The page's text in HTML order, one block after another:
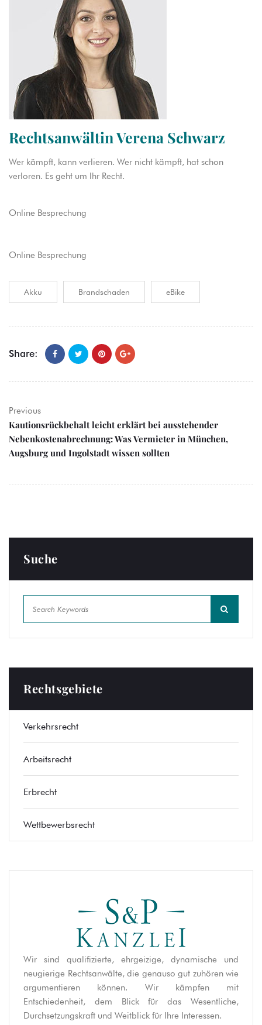
Rechtsanwältin Verena Schwarz
Wer kämpft, kann verlieren. Wer nicht kämpft, hat schon
verloren. Es geht um Ihr Recht.
Online Besprechung
Online Besprechung
Akku Brandschaden eBike
Share:
Previous
Kautionsrückbehalt leicht erklärt bei ausstehender
Nebenkostenabrechnung: Was Vermieter in München,
Augsburg und Ingolstadt wissen sollten
Suche
Rechtsgebiete
Verkehrsrecht
Arbeitsrecht
Erbrecht
Wettbewerbsrecht
Wir sind qualifizierte, ehrgeizige, dynamische und
neugierige Rechtsanwälte, die genauso gut zuhören wie
argumentieren können. Wir kämpfen mit
Entschiedenheit, dem Blick für das Wesentliche,
Durchsetzungskraft und Weitblick für Ihre Interessen.